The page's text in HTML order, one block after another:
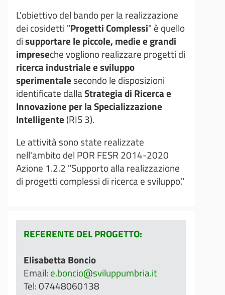
L'obiettivo del bando per la realizzazione
dei cosidetti "Progetti Complessi" è quello
disupportare le piccole, medie e grandi
impreseche vogliono realizzare progetti di
ricerca industriale e sviluppo
sperimentale secondo le disposizioni
identificate dallaStrategia di Ricerca e
Innovazione per la Specializzazione
Intelligente (RIS 3).
Le attività sono state realizzate
nell'ambito del POR FESR 2014-2020
Azione 1.2.2 "Supporto alla realizzazione
di progetti complessi di ricerca e sviluppo."
REFERENTE DEL PROGETTO:
Elisabetta Boncio
Email: e.boncio@sviluppumbria.it
Tel: 07448060138